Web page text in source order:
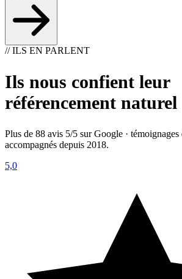
// ILS EN PARLENT
Ils nous confient leur
référencement naturel
Plus de 88 avis 5/5 sur Google · témoignages
accompagnés depuis 2018.
5,0